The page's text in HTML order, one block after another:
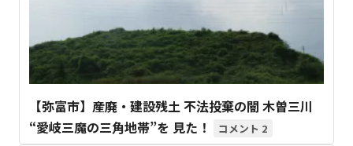
【弥富市】産廃・建設残土 不法投棄の闇 木曽三川
“愛岐三魔の三角地帯”を 見た！
2